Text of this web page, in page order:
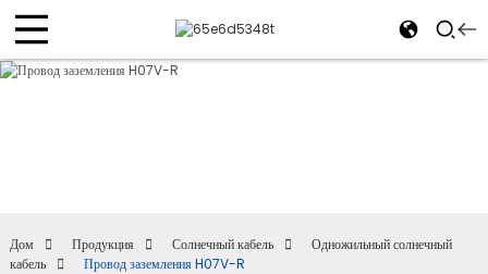
Дом Продукция Солнечный кабель
Одножильный солнечный
кабель
Провод заземления H07V-R